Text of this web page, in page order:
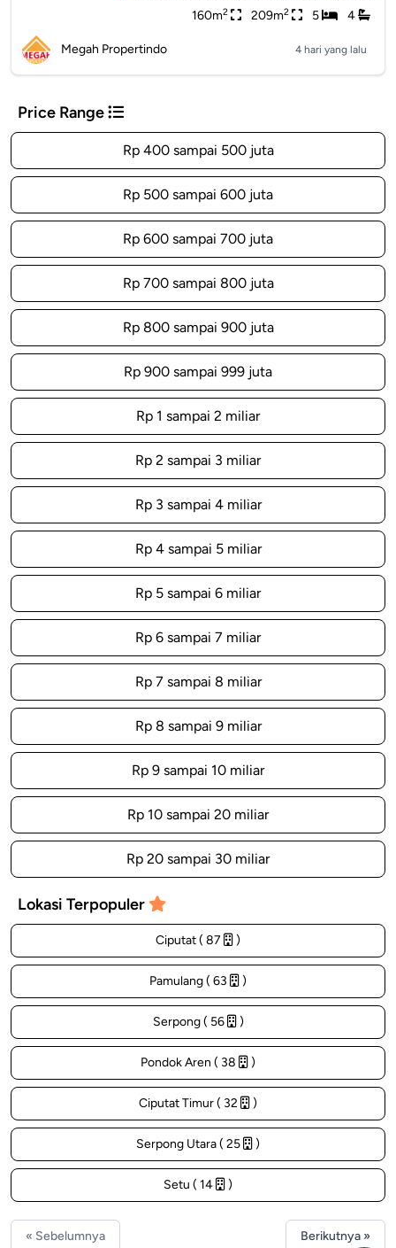
160m2 209m2 5 4
Megah Propertindo 4 hari yang lalu
Price Range
Rp 400 sampai 500 juta
Rp 500 sampai 600 juta
Rp 600 sampai 700 juta
Rp 700 sampai 800 juta
Rp 800 sampai 900 juta
Rp 900 sampai 999 juta
Rp 1 sampai 2 miliar
Rp 2 sampai 3 miliar
Rp 3 sampai 4 miliar
Rp 4 sampai 5 miliar
Rp 5 sampai 6 miliar
Rp 6 sampai 7 miliar
Rp 7 sampai 8 miliar
Rp 8 sampai 9 miliar
Rp 9 sampai 10 miliar
Rp 10 sampai 20 miliar
Rp 20 sampai 30 miliar
Lokasi Terpopuler
Ciputat ( 87 )
Pamulang ( 63 )
Serpong ( 56 )
Pondok Aren ( 38 )
Ciputat Timur ( 32 )
Serpong Utara ( 25 )
Setu ( 14 )
« Sebelumnya Berikutnya »